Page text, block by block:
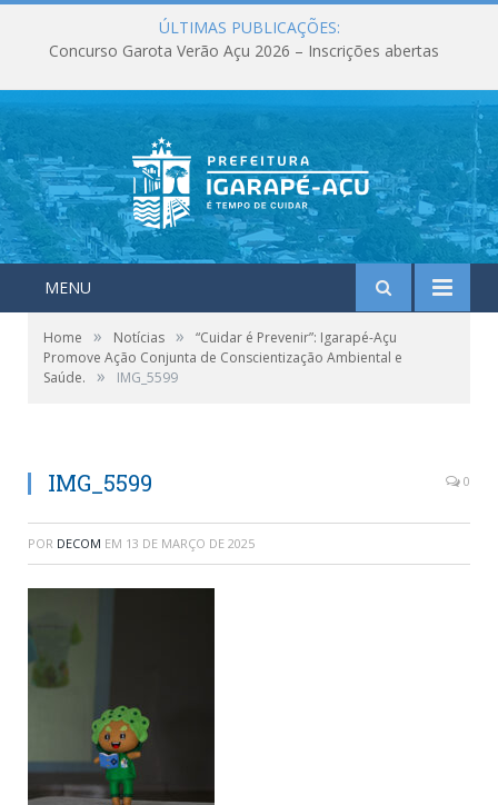
ÚLTIMAS PUBLICAÇÕES:
Concurso Garota Verão Açu 2026 – Inscrições abertas
MENU
Home » Notícias »
“Cuidar é Prevenir”: Igarapé-Açu
Promove Ação Conjunta de Conscientização Ambiental e
Saúde.
» IMG_5599
IMG_5599 0
POR DECOM EM 13 DE MARÇO DE 2025